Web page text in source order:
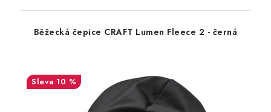
Běžecká čepice CRAFT Lumen Fleece 2 - černá
10 %